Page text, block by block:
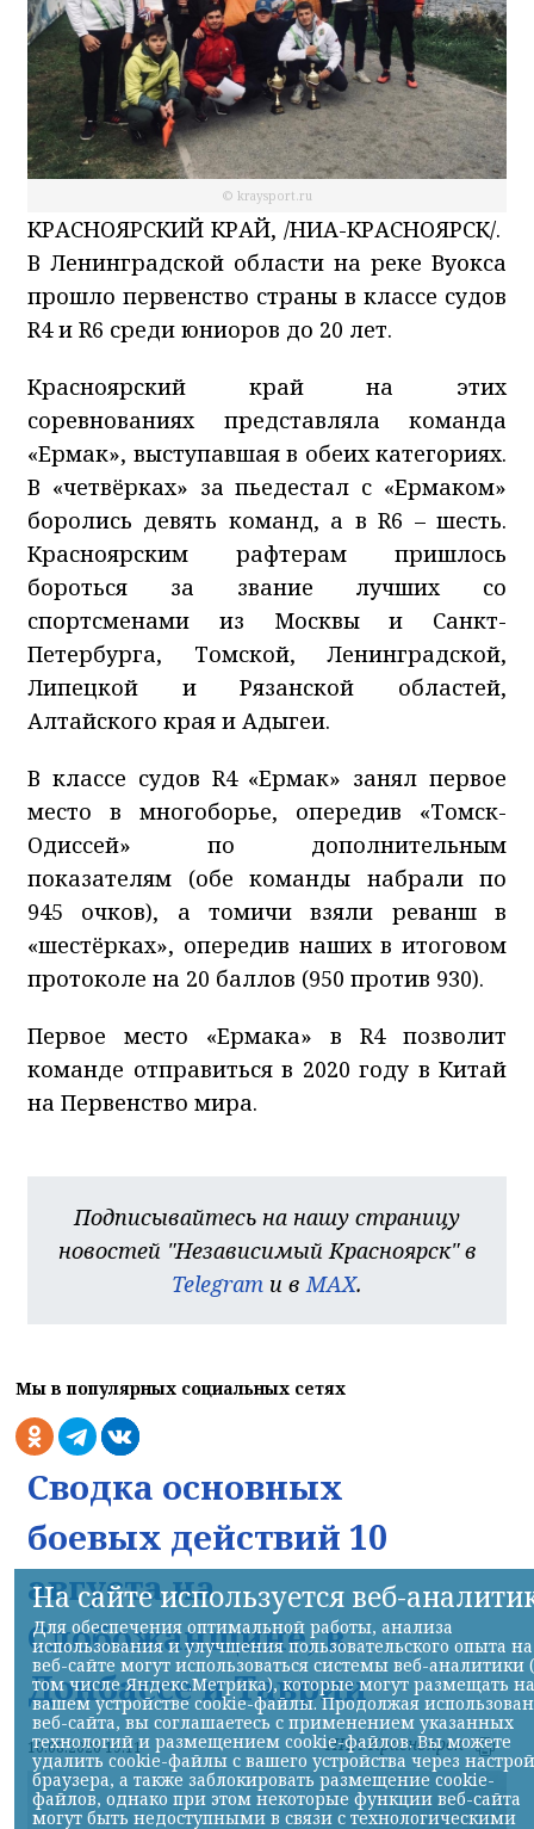
© kraysport.ru
КРАСНОЯРСКИЙ КРАЙ, /НИА-КРАСНОЯРСК/.
В Ленинградской области на реке Вуокса
прошло первенство страны в классе судов
R4 и R6 среди юниоров до 20 лет.
Красноярский край на этих
соревнованиях представляла команда
«Ермак», выступавшая в обеих категориях.
В «четвёрках» за пьедестал с «Ермаком»
боролись девять команд, а в R6 – шесть.
Красноярским рафтерам пришлось
бороться за звание лучших со
спортсменами из Москвы и Санкт-
Петербурга, Томской, Ленинградской,
Липецкой и Рязанской областей,
Алтайского края и Адыгеи.
В классе судов R4 «Ермак» занял первое
место в многоборье, опередив «Томск-
Одиссей» по дополнительным
показателям (обе команды набрали по
945 очков), а томичи взяли реванш в
«шестёрках», опередив наших в итоговом
протоколе на 20 баллов (950 против 930).
Первое место «Ермака» в R4 позволит
команде отправиться в 2020 году в Китай
на Первенство мира.
Подписывайтесь на нашу страницу
новостей "Независимый Красноярск" в
Telegram и вMAX.
Мы в популярных социальных сетях
Сводка основных
боевых действий 10
августа на
Слобожанщине, в
Донбассе и Таврии
10.08.2026 19:11 НИА-Красноярск
На сайте используется веб-
Для обеспечения оптимальной работы, анализа
использования и улучшения пользовательского опыта на
веб-сайте могут использоваться системы веб-аналитики
том числе Яндекс.Метрика), которые могут размещать на
вашем устройстве cookie-файлы. Продолжая
веб-сайта, вы соглашаетесь с применением указанных
технологий и размещением cookie-файлов. Вы можете
удалить cookie-файлы с вашего устройства через
браузера, а также заблокировать размещение cookie-
файлов, однако при этом некоторые функции веб-сайта
могут быть недоступными в связи с технологическими